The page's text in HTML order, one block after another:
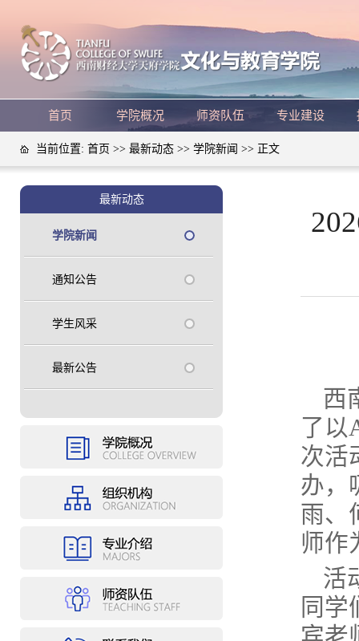
首页 学院概况 师资队伍 专业建设
当前位置: 首页 >> 最新动态 >> 学院新闻 >> 正文
最新动态
学院新闻
通知公告
学生风采
最新公告
西
了以
次活
办，
雨、
师作
活
同